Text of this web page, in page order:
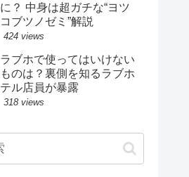
に？ 中身は超ガチな“ヨツ
コブツノゼミ”解説
424 views
ラブホで使ってはいけない
ものは？裏側を知るラブホ
テル店員が暴露
318 views